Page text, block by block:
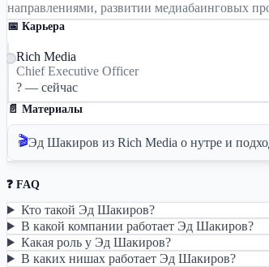
направлениями, развитии медиабаинговых
📅 Карьера
Rich Media
Chief Executive Officer
? — сейчас
📄 Материалы
🎬Эд Шакиров из Rich Media о нутре и
❓ FAQ
Кто такой Эд Шакиров?
В какой компании работает Эд Шакиров?
Какая роль у Эд Шакиров?
В каких нишах работает Эд Шакиров?